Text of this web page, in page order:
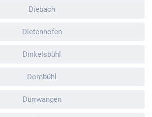
Diebach
Dietenhofen
Dinkelsbühl
Dombühl
Dürrwangen